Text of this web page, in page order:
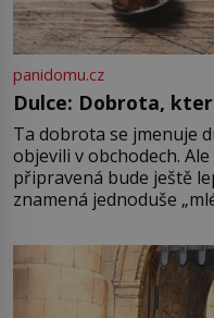
panidomu.cz
Dulce: Dobrota,
Ta dobrota se jmenuje
objevili v obchodech.
připravená bude ještě
znamená jednoduše
pře hned několik
Francie, kde se traduje,